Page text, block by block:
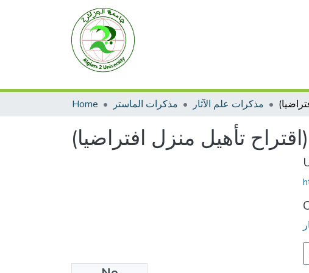
Home مذكرات الماستر مذكرات علم الآثار
تأهيل منزل افتراضيا)